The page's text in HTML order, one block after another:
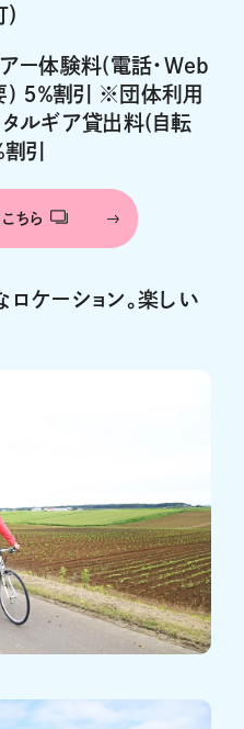
)
ー体験料(電話・Web
) ５％割引 ※団体利用
ルギア貸出料(自転
引
ちら
ケーション。楽しい